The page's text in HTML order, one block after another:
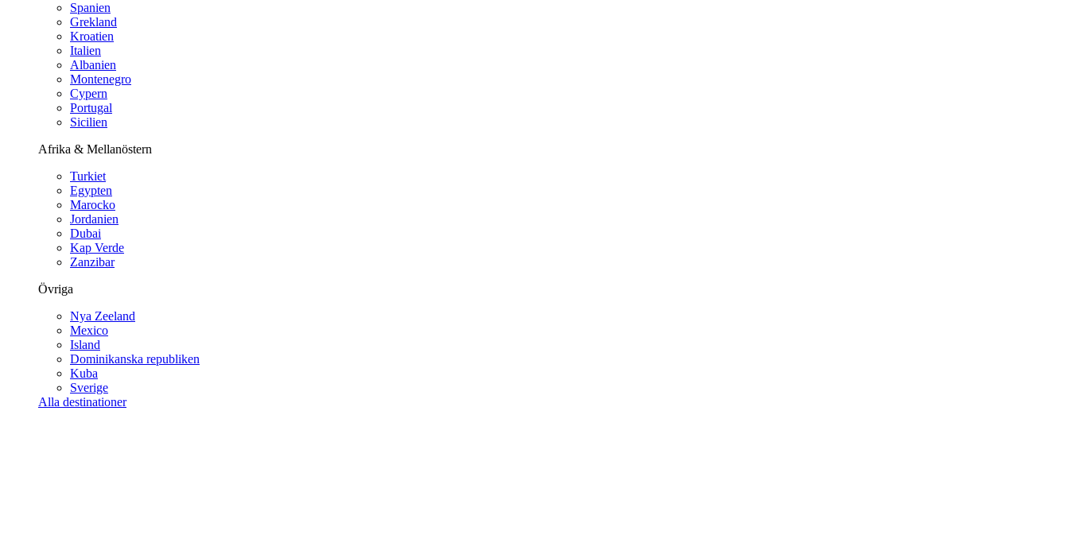
Spanien
Grekland
Kroatien
Italien
Albanien
Montenegro
Cypern
Portugal
Sicilien
Afrika & Mellanöstern
Turkiet
Egypten
Marocko
Jordanien
Dubai
Kap Verde
Zanzibar
Övriga
Nya Zeeland
Mexico
Island
Dominikanska republiken
Kuba
Sverige
Alla destinationer